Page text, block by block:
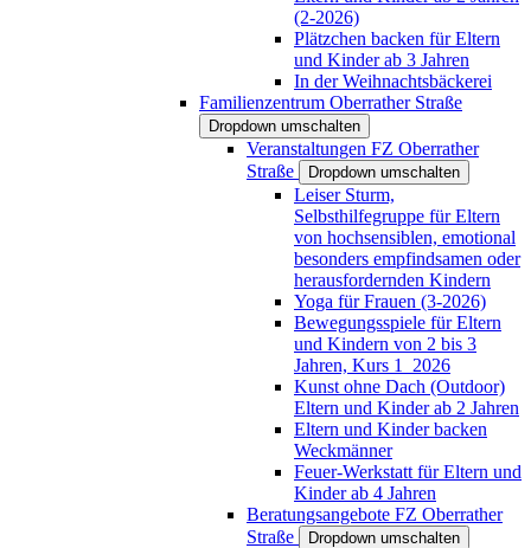
(2-2026)
Plätzchen backen für Eltern
und Kinder ab 3 Jahren
In der Weihnachtsbäckerei
Familienzentrum Oberrather Straße
Dropdown umschalten
Veranstaltungen FZ Oberrather
Straße
Dropdown umschalten
Leiser Sturm,
Selbsthilfegruppe für Eltern
von hochsensiblen, emotional
besonders empfindsamen oder
herausfordernden Kindern
Yoga für Frauen (3-2026)
Bewegungsspiele für Eltern
und Kindern von 2 bis 3
Jahren, Kurs 1_2026
Kunst ohne Dach (Outdoor)
Eltern und Kinder ab 2 Jahren
Eltern und Kinder backen
Weckmänner
Feuer-Werkstatt für Eltern und
Kinder ab 4 Jahren
Beratungsangebote FZ Oberrather
Straße
Dropdown umschalten